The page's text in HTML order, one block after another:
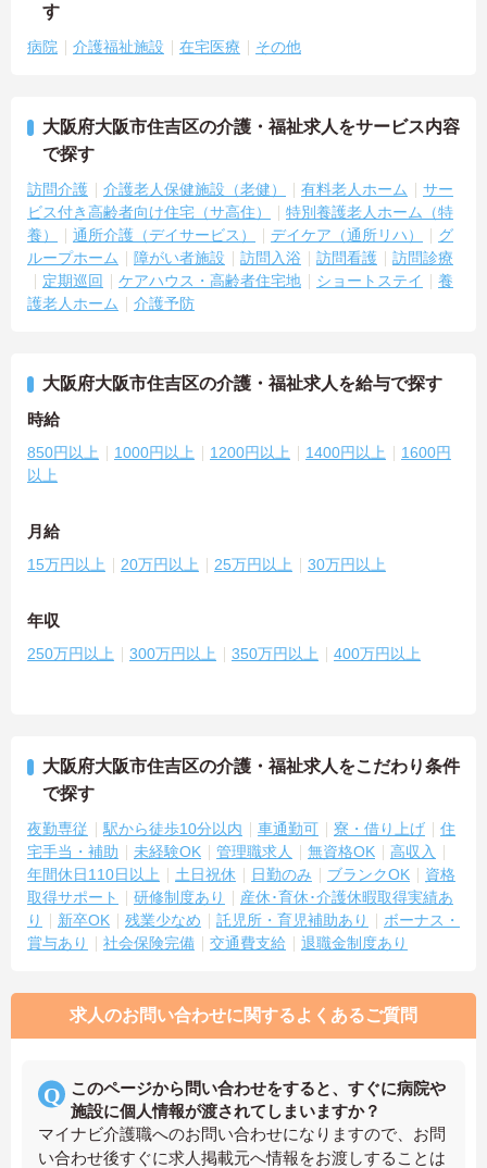
す
病院 介護福祉施設 在宅医療 その他
大阪府大阪市住吉区の介護・福祉求人をサービス内容
で探す
訪問介護 介護老人保健施設（老健） 有料老人ホーム
サー
ビス付き高齢者向け住宅（サ高住）
特別養護老人ホーム（特
養）
通所介護（デイサービス） デイケア（通所リハ）
グ
ループホーム
障がい者施設 訪問入浴 訪問看護
訪問診療
定期巡回
ケアハウス・高齢者住宅地 ショートステイ
養
護老人ホーム
介護予防
大阪府大阪市住吉区の介護・福祉求人を給与で探す
時給
850円以上 1000円以上 1200円以上 1400円以上
1600円
以上
月給
15万円以上 20万円以上 25万円以上 30万円以上
年収
250万円以上 300万円以上 350万円以上 400万円以上
大阪府大阪市住吉区の介護・福祉求人をこだわり条件
で探す
夜勤専従 駅から徒歩10分以内 車通勤可 寮・借り上げ
住
宅手当・補助
未経験OK 管理職求人 無資格OK
高収入
年間休日110日以上
土日祝休 日勤のみ ブランクOK
資格
取得サポート
研修制度あり
産休･育休･介護休暇取得実績あ
り
新卒OK 残業少なめ 託児所・育児補助あり
ボーナス・
賞与あり
社会保険完備 交通費支給 退職金制度あり
求人のお問い合わせに関するよくあるご質問
このページから問い合わせをすると、すぐに病院や
施設に個人情報が渡されてしまいますか？
マイナビ介護職へのお問い合わせになりますので、お問
い合わせ後すぐに求人掲載元へ情報をお渡しすることは